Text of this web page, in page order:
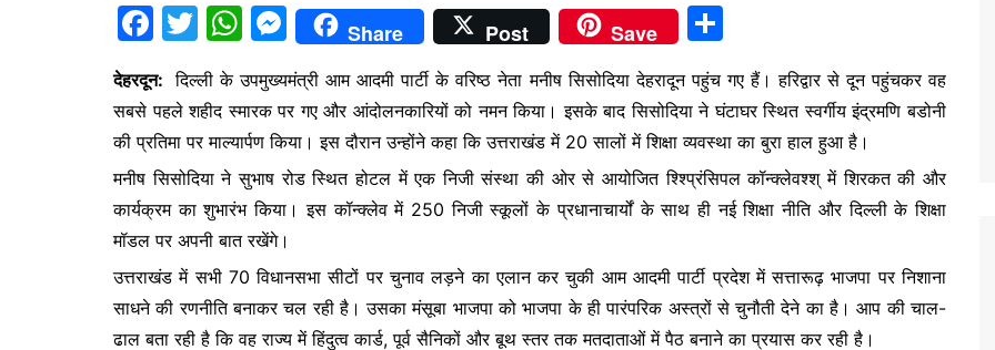
F
c
e
b
o
o
k
T
w
itt
er
W
at
s
A
p
p
M
e
s
s
e
n
er
Share Post Save
ar
e
देहरदून: दिल्ली के उपमुख्यमंत्री आम आदमी पार्टी के वरिष्ठ नेता मनीष सिसोदिया देहरादून पहुंच गए हैं। हरिद्वार से दून पहुंचकर वह
सबसे पहले शहीद स्मारक पर गए और आंदोलनकारियों को नमन किया। इसके बाद सिसोदिया ने घंटाघर स्थित स्वर्गीय इंद्रमणि बडोनी
की प्रतिमा पर माल्यार्पण किया। इस दौरान उन्होंने कहा कि उत्तराखंड में 20 सालों में शिक्षा व्यवस्था का बुरा हाल हुआ है।
मनीष सिसोदिया ने सुभाष रोड स्थित होटल में एक निजी संस्था की ओर से आयोजित श्श्प्रिंसिपल कॉन्क्लेवश्श् में शिरकत की और
कार्यक्रम का शुभारंभ किया। इस कॉन्क्लेव में 250 निजी स्कूलों के प्रधानाचार्यों के साथ ही नई शिक्षा नीति और दिल्ली के शिक्षा
मॉडल पर अपनी बात रखेंगे।
उत्तराखंड में सभी 70 विधानसभा सीटों पर चुनाव लड़ने का एलान कर चुकी आम आदमी पार्टी प्रदेश में सत्तारूढ़ भाजपा पर निशाना
साधने की रणनीति बनाकर चल रही है। उसका मंसूबा भाजपा को भाजपा के ही पारंपरिक अस्त्रों से चुनौती देने का है। आप की चाल-
ढाल बता रही है कि वह राज्य में हिंदुत्व कार्ड, पूर्व सैनिकों और बूथ स्तर तक मतदाताओं में पैठ बनाने का प्रयास कर रही है।